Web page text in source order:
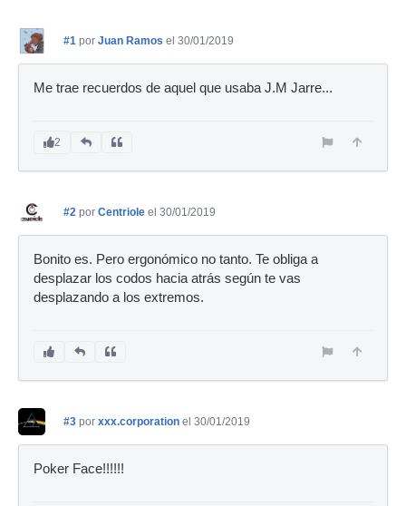
#1 por Juan Ramos el 30/01/2019
Me trae recuerdos de aquel que usaba J.M Jarre...
2
#2 por Centriole el 30/01/2019
Bonito es. Pero ergonómico no tanto. Te obliga a
desplazar los codos hacia atrás según te vas
desplazando a los extremos.
#3 por xxx.corporation el 30/01/2019
Poker Face!!!!!!